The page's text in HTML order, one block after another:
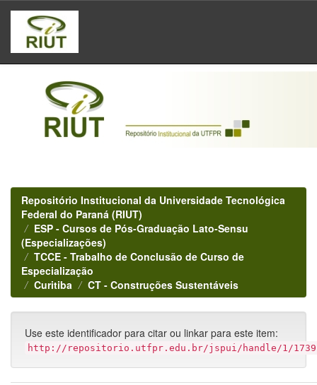
Skip
navigation
Repositório Institucional da Universidade Tecnológica
Federal do Paraná (RIUT)
ESP - Cursos de Pós-Graduação Lato-Sensu
(Especializações)
TCCE - Trabalho de Conclusão de Curso de
Especialização
Curitiba
CT - Construções Sustentáveis
Use este identificador para citar ou linkar para este item:
http://repositorio.utfpr.edu.br/jspui/handle/1/